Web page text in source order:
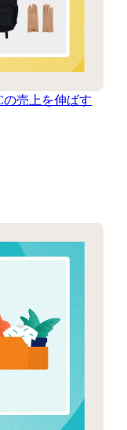
売上を伸ばす